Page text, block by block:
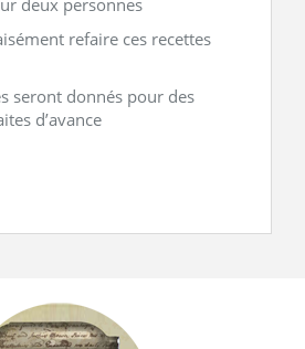
deux personnes
refaire ces recettes
seront donnés pour des
d’avance